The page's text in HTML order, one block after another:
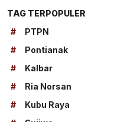
TAG TERPOPULER
#
PTPN
#
Pontianak
#
Kalbar
#
Ria Norsan
#
Kubu Raya